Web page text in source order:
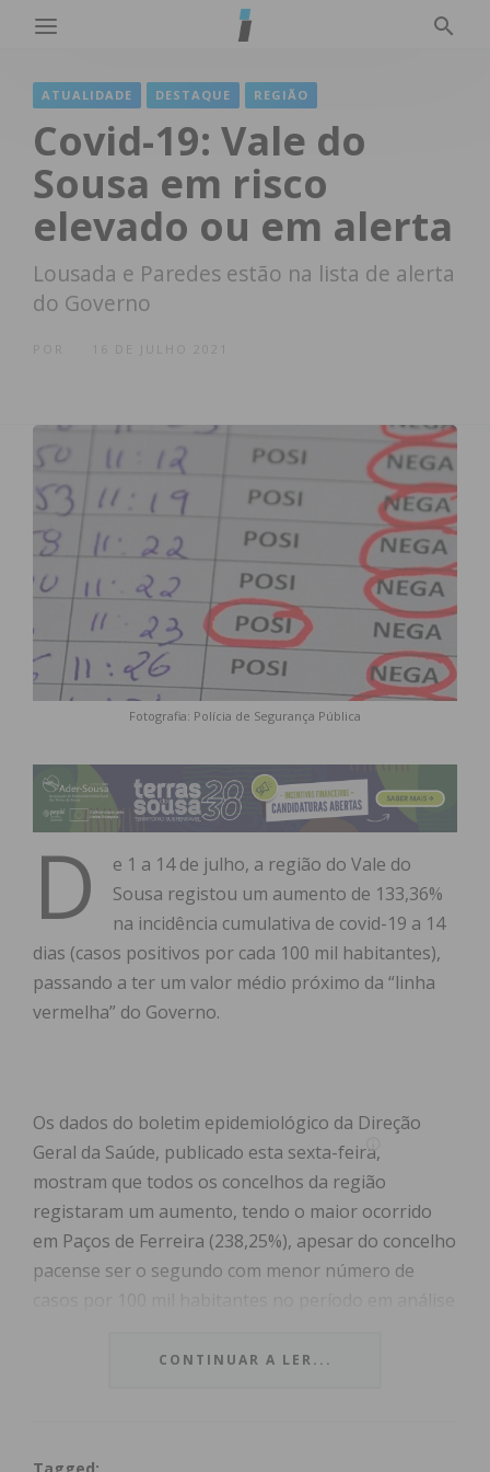
ATUALIDADE DESTAQUE REGIÃO
Covid-19: Vale do
Sousa em risco
elevado ou em alerta
Lousada e Paredes estão na lista de alerta
do Governo
Fotografia: Polícia de Segurança Pública
D
e 1 a 14 de julho, a região do Vale do
Sousa registou um aumento de 133,36%
na incidência cumulativa de covid-19 a 14
dias (casos positivos por cada 100 mil habitantes),
passando a ter um valor médio próximo da “linha
vermelha” do Governo.
Os dados do boletim epidemiológico da Direção
Geral da Saúde, publicado esta sexta-feira,
mostram que todos os concelhos da região
registaram um aumento, tendo o maior ocorrido
em Paços de Ferreira (238,25%), apesar do concelho
pacense ser o segundo com menor número de
de Paços de Ferreira, as maiores incidências
CONTINUAR A LER...